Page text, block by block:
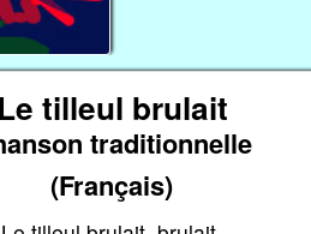
Le tilleul brulait
traditionnelle
(Français)